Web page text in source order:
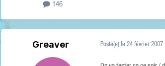
146
Greaver Posté(e) le 24 février 2007